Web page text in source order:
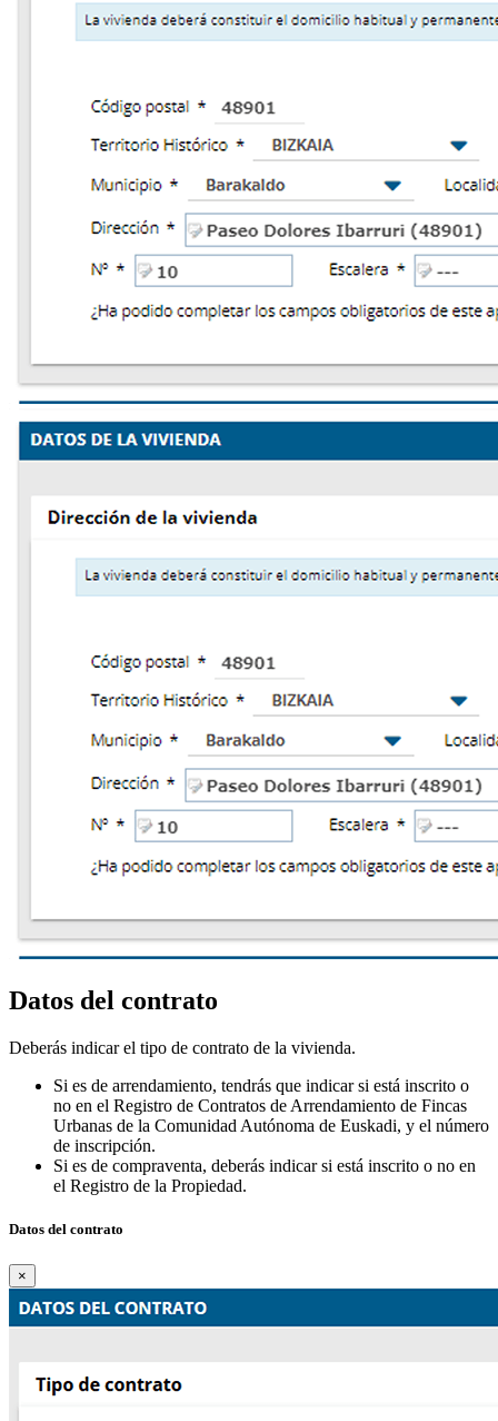
Datos del contrato
Deberás indicar el tipo de contrato de la vivienda.
Si es de arrendamiento, tendrás que indicar si está inscrito o
no en el Registro de Contratos de Arrendamiento de Fincas
Urbanas de la Comunidad Autónoma de Euskadi, y el número
de inscripción.
Si es de compraventa, deberás indicar si está inscrito o no en
el Registro de la Propiedad.
Datos del contrato
×